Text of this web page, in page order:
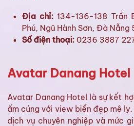
Địa chỉ:134-136-138 Trần
Phú, Ngũ Hành Sơn, Đà
Số điện thoại: 0236 3887
Avatar Danang Hotel
Avatar Danang Hotel là sự kết
ấm cúng với view biển đẹp mê
dịch vụ chuyên nghiệp và mức